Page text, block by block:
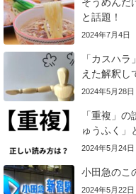
そうめんだ
と話題！
2024年7月4日
「カスハ
えた解釈し
2024年5月28日
「重複」
ゅうふく」
2024年5月24日
小田急のこ
2024年5月22日